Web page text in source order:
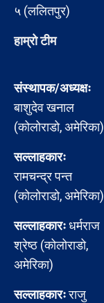
५ (ललितपुर)
हाम्रो टीम
संस्थापक/अध्यक्षः
बाशुदेव खनाल
(कोलोराडो, अमेरिका)
सल्लाहकारः
रामचन्द्र पन्त
(कोलोराडो, अमेरिका)
सल्लाहकारःधर्मराज
श्रेष्ठ (कोलोराडो,
अमेरिका)
सल्लाहकारःराजु